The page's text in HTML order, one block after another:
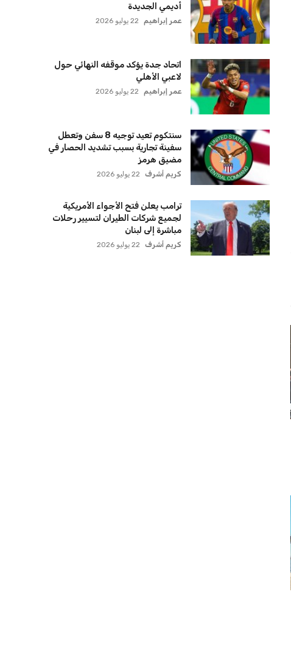
أديمي الجديدة
عمر إبراهيم 22 يوليو 2026
اتحاد جدة يؤكد موقفه النهائي حول
لاعبي الأهلي
عمر إبراهيم 22 يوليو 2026
سنتكوم تعيد توجيه 8 سفن وتعطل
سفينة تجارية بسبب تشديد الحصار في
مضيق هرمز
كريم أشرف 22 يوليو 2026
ترامب يعلن فتح الأجواء الأمريكية
لجميع شركات الطيران لتسيير رحلات
مباشرة إلى لبنان
كريم أشرف 22 يوليو 2026